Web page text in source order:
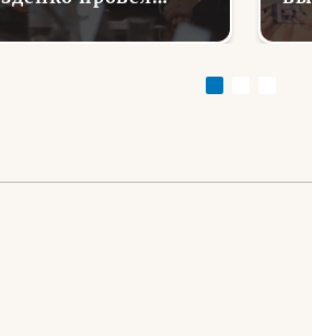
с Ассоциацией
СВО
на